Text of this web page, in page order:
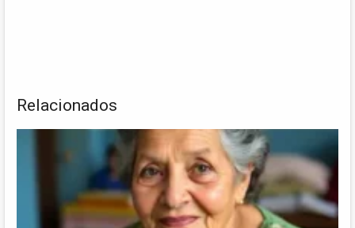
Relacionados